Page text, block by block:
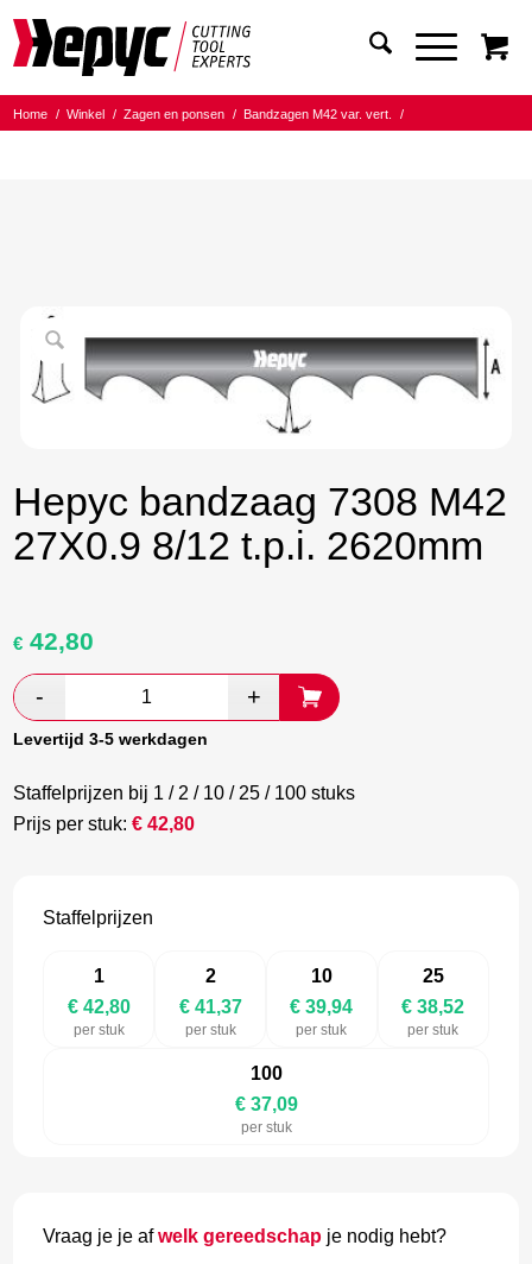
Home / Winkel / Zagen en ponsen / Bandzagen M42 var. vert.
/
Hepyc bandzaag 7308 M42
27X0.9 8/12 t.p.i. 2620mm
Oorspronkelijke
was:
€ 71,33.
€ 42,80
€ 41,37.
Levertijd 3-5 werkdagen
Staffelprijzen bij 1 / 2 / 10 / 25 / 100 stuks
Prijs per stuk:€42,80
Staffelprijzen
1
€ 42,80
per stuk
2
€ 41,37
per stuk
10
€ 39,94
per stuk
25
€ 38,52
per stuk
100
€ 37,09
per stuk
Vraag je je afwelk gereedschap je nodig hebt?